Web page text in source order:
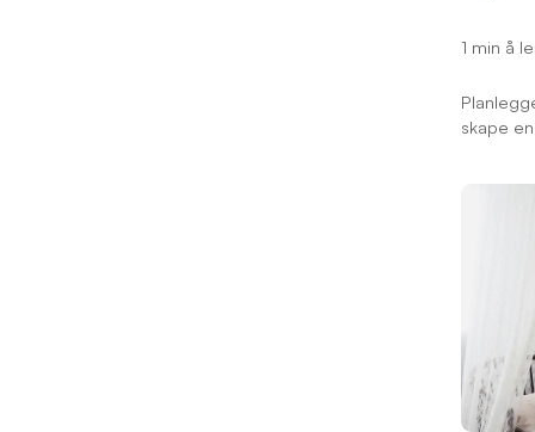
1 min å
skape
slik at